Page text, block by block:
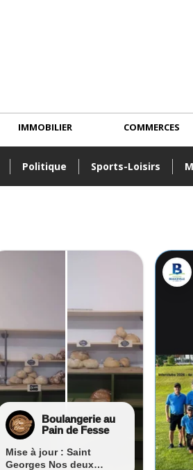
Politique Sports-Loisirs
IMMOBILIER COMMERCES